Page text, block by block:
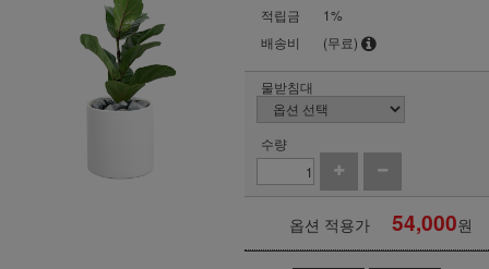
적립금
1%
배송비
(무료)
물받침대
수량
옵션 적용가 54,000원